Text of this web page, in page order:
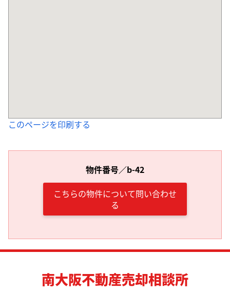
このページを印刷する
物件番号／b-42
こちらの物件について問い合わせ
る
南大阪不動産売却相談所